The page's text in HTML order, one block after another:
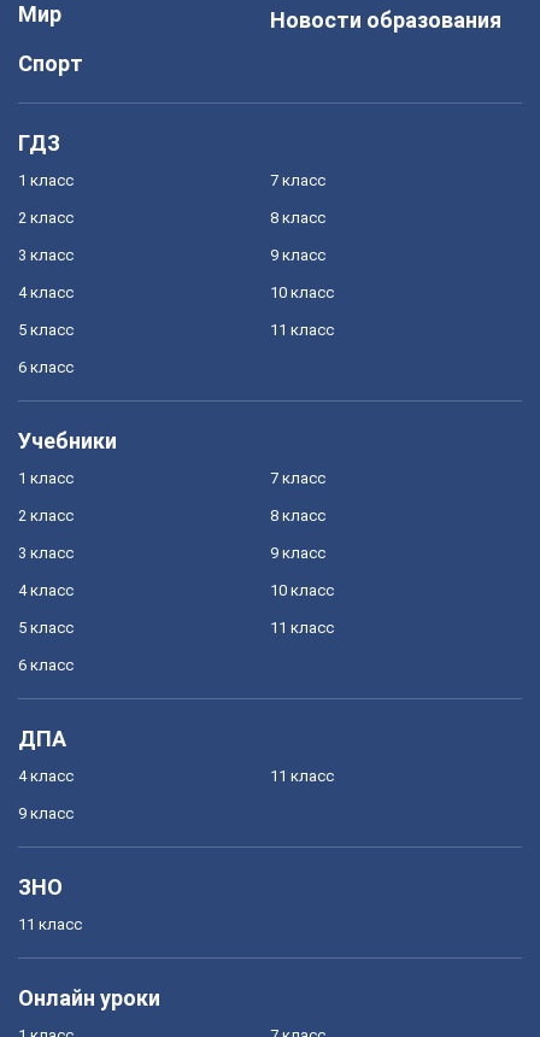
Мир
Спорт
Новости образования
ГДЗ
1 класс
2 класс
3 класс
4 класс
5 класс
6 класс
7 класс
8 класс
9 класс
10 класс
11 класс
Учебники
1 класс
2 класс
3 класс
4 класс
5 класс
6 класс
7 класс
8 класс
9 класс
10 класс
11 класс
ДПА
4 класс
9 класс
11 класс
ЗНО
11 класс
Онлайн уроки